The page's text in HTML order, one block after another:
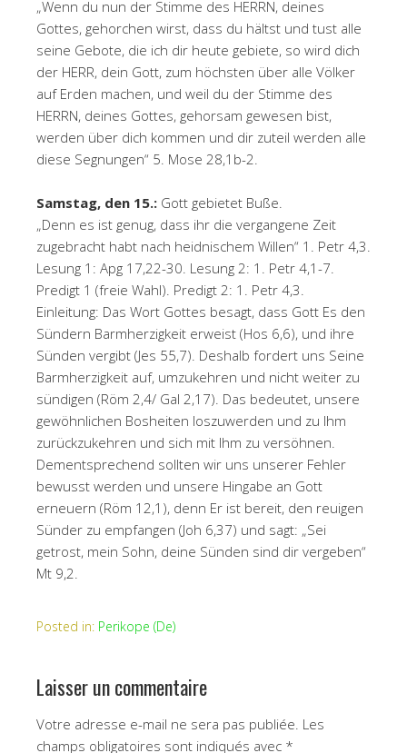
„Wenn du nun der Stimme des HERRN, deines
Gottes, gehorchen wirst, dass du hältst und tust alle
seine Gebote, die ich dir heute gebiete, so wird dich
der HERR, dein Gott, zum höchsten über alle Völker
auf Erden machen, und weil du der Stimme des
HERRN, deines Gottes, gehorsam gewesen bist,
werden über dich kommen und dir zuteil werden alle
diese Segnungen“ 5. Mose 28,1b-2.
Samstag, den 15.: Gott gebietet Buße.
„Denn es ist genug, dass ihr die vergangene Zeit
zugebracht habt nach heidnischem Willen“ 1. Petr 4,3.
Lesung 1: Apg 17,22-30. Lesung 2: 1. Petr 4,1-7.
Predigt 1 (freie Wahl). Predigt 2: 1. Petr 4,3.
Einleitung: Das Wort Gottes besagt, dass Gott Es den
Sündern Barmherzigkeit erweist (Hos 6,6), und ihre
Sünden vergibt (Jes 55,7). Deshalb fordert uns Seine
Barmherzigkeit auf, umzukehren und nicht weiter zu
sündigen (Röm 2,4/ Gal 2,17). Das bedeutet, unsere
gewöhnlichen Bosheiten loszuwerden und zu Ihm
zurückzukehren und sich mit Ihm zu versöhnen.
Dementsprechend sollten wir uns unserer Fehler
bewusst werden und unsere Hingabe an Gott
erneuern (Röm 12,1), denn Er ist bereit, den reuigen
Sünder zu empfangen (Joh 6,37) und sagt: „Sei
getrost, mein Sohn, deine Sünden sind dir vergeben“
Mt 9,2.
Posted in: Perikope (De)
Laisser un commentaire
Votre adresse e-mail ne sera pas publiée. Les
champs obligatoires sont indiqués avec *